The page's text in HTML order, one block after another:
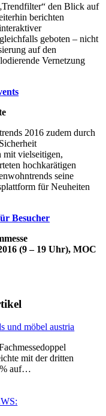
den Blick auf
berichten
geboten – nicht
auf den
Vernetzung
2016 zudem durch
mit vielseitigen,
hochkarätigen
seine
für Neuheiten
Besucher
(9 – 19 Uhr), MOC
und möbel austria
mit der dritten
auf…